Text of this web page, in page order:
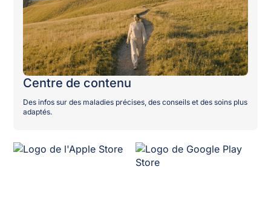
Centre de contenu
Des infos sur des maladies précises, des conseils et des soins plus
adaptés.